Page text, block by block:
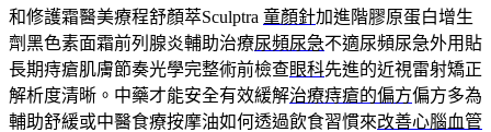
和修護霜醫美療程舒顏萃Sculptra 童顏針加進階膠原蛋白增生
劑黑色素面霜前列腺炎輔助治療尿頻尿急不適尿頻尿急外用貼
長期痔瘡肌膚節奏光學完整術前檢查眼科先進的近視雷射矯正
解析度清晰。中藥才能安全有效緩解治療痔瘡的偏方偏方多為
輔助舒緩或中醫食療按摩油如何透過飲食習慣來改善心腦血管